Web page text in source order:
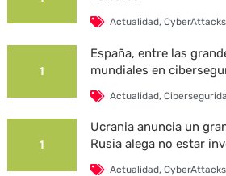
Actualidad,CyberAttacks
1
España, entre las
mundiales en
Actualidad,
1
Ucrania anuncia un
Rusia alega no estar
Actualidad,CyberAttacks